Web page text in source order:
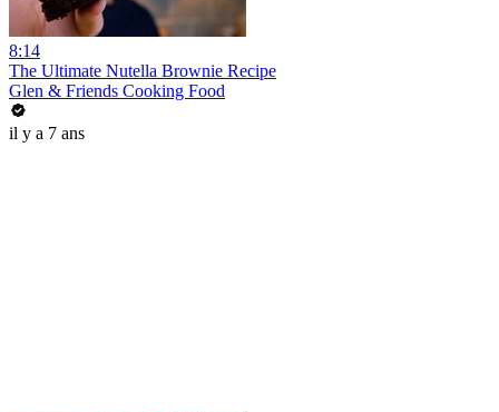
8:14
The Ultimate Nutella Brownie Recipe
Glen & Friends Cooking Food
il y a 7 ans